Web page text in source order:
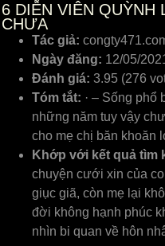
6 DIỄN VIÊN QUỲNH
CHƯA
Tác giả:
Ngày đăng: 12/05/
Đánh giá: 3.95 (276
Tóm tắt: · – Sống phổ
những năm tuy vậy
cho mẹ chị băn khoăn
Khớp với kết quả tìm
chuyện cưới xin của
giục giã, còn mẹ lại
đời không hạnh phúc
nhìn bi quan về hôn